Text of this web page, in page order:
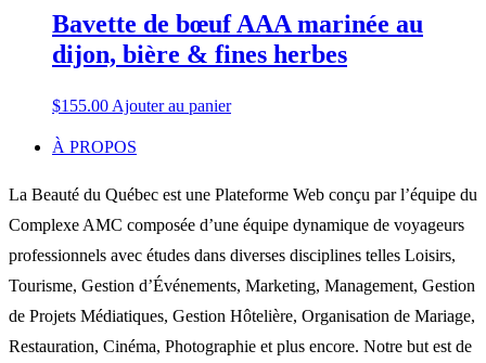
Bavette de bœuf AAA marinée au
dijon, bière & fines herbes
$155.00 Ajouter au panier
À PROPOS
La Beauté du Québec est une Plateforme Web conçu par l’équipe du
Complexe AMC composée d’une équipe dynamique de voyageurs
professionnels avec études dans diverses disciplines telles Loisirs,
Tourisme, Gestion d’Événements, Marketing, Management, Gestion
de Projets Médiatiques, Gestion Hôtelière, Organisation de Mariage,
Restauration, Cinéma, Photographie et plus encore. Notre but est de